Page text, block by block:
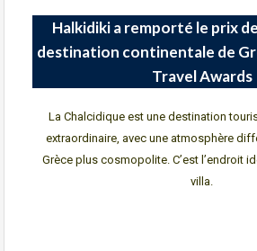
Halkidiki a remporté le prix
destination continentale de
Travel Awards
La Chalcidique est une destination
extraordinaire, avec une atmosphère
Grèce plus cosmopolite. C’est l’endroit
villa.